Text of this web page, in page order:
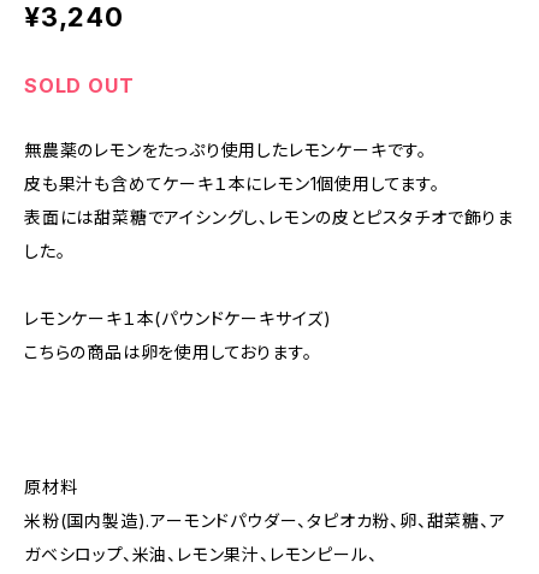
¥3,240
SOLD OUT
無農薬のレモンをたっぷり使用したレモンケーキです。
皮も果汁も含めてケーキ１本にレモン1個使用してます。
表面には甜菜糖でアイシングし、レモンの皮とピスタチオで飾りま
した。
レモンケーキ１本(パウンドケーキサイズ)
こちらの商品は卵を使用しております。
原材料
米粉(国内製造).アーモンドパウダー、タピオカ粉、卵、甜菜糖、ア
ガベシロップ、米油、レモン果汁、レモンピール、